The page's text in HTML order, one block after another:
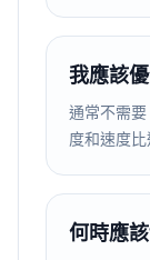
我應該
通常不需
度和速度
何時應